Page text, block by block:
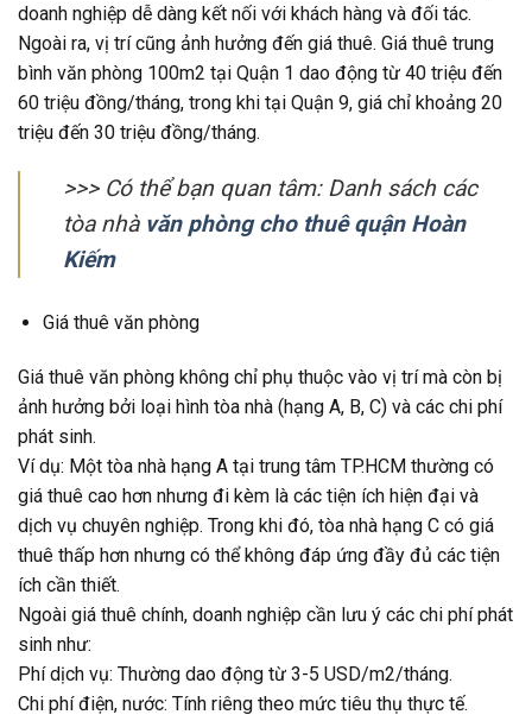
doanh nghiệp dễ dàng kết nối với khách hàng và đối tác.
Ngoài ra, vị trí cũng ảnh hưởng đến giá thuê. Giá thuê trung
bình văn phòng 100m2 tại Quận 1 dao động từ 40 triệu đến
60 triệu đồng/tháng, trong khi tại Quận 9, giá chỉ khoảng 20
triệu đến 30 triệu đồng/tháng.
>>> Có thể bạn quan tâm: Danh sách các
tòa nhà văn phòng cho thuê quận Hoàn
Kiếm
Giá thuê văn phòng
Giá thuê văn phòng không chỉ phụ thuộc vào vị trí mà còn bị
ảnh hưởng bởi loại hình tòa nhà (hạng A, B, C) và các chi phí
phát sinh.
Ví dụ: Một tòa nhà hạng A tại trung tâm TP.HCM thường có
giá thuê cao hơn nhưng đi kèm là các tiện ích hiện đại và
dịch vụ chuyên nghiệp. Trong khi đó, tòa nhà hạng C có giá
thuê thấp hơn nhưng có thể không đáp ứng đầy đủ các tiện
ích cần thiết.
Ngoài giá thuê chính, doanh nghiệp cần lưu ý các chi phí phát
sinh như:
Phí dịch vụ: Thường dao động từ 3-5 USD/m2/tháng.
Chi phí điện, nước: Tính riêng theo mức tiêu thụ thực tế.